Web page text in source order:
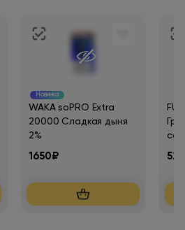
Новинка
WAKA soPRO Extra
20000 Сладкая дыня
2%
1650₽
со